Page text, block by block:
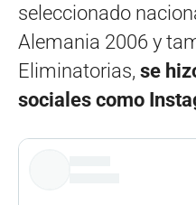
seleccionado
Alemania 2006 y
Eliminatorias, se
sociales como